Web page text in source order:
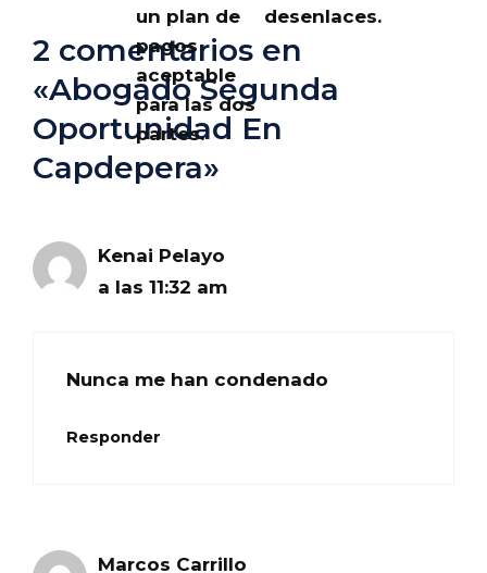
un plan de
pagos
aceptable
para las dos
partes.
desenlaces.
2 comentarios en
«Abogado Segunda
Oportunidad En
Capdepera»
Kenai Pelayo
a las 11:32 am
Nunca me han condenado
Responder
Marcos Carrillo